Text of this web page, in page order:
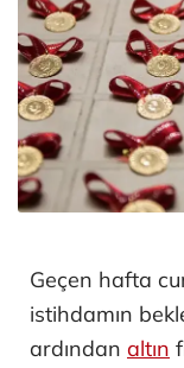
Geçen hafta
istihdamın
ardından altın